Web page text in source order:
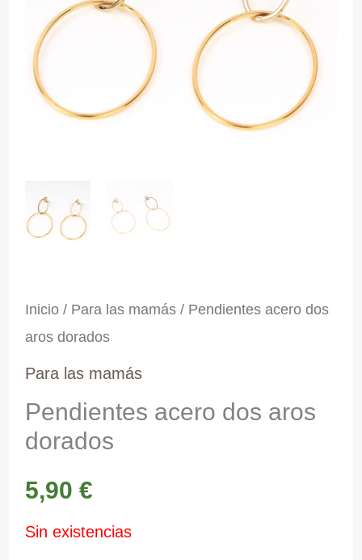
Inicio/ Para las mamás/ Pendientes acero dos
aros dorados
Para las mamás
Pendientes acero dos aros
dorados
5,90 €
Sin existencias